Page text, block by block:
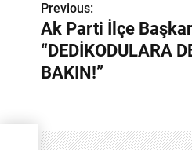
Y
a
z
g
Previous:
Ak Parti İlçe
“DEDİKODULARA
BAKIN!”